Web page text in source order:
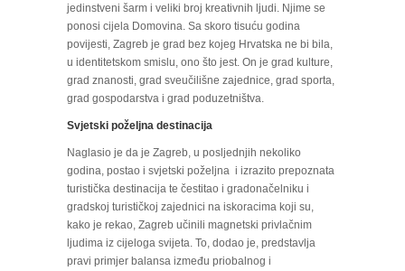
jedinstveni šarm i veliki broj kreativnih ljudi. Njime se
ponosi cijela Domovina. Sa skoro tisuću godina
povijesti, Zagreb je grad bez kojeg Hrvatska ne bi bila,
u identitetskom smislu, ono što jest. On je grad kulture,
grad znanosti, grad sveučilišne zajednice, grad sporta,
grad gospodarstva i grad poduzetništva.
Svjetski poželjna destinacija
Naglasio je da je Zagreb, u posljednjih nekoliko
godina, postao i svjetski poželjna i izrazito prepoznata
turistička destinacija te čestitao i gradonačelniku i
gradskoj turističkoj zajednici na iskoracima koji su,
kako je rekao, Zagreb učinili magnetski privlačnim
ljudima iz cijeloga svijeta. To, dodao je, predstavlja
pravi primjer balansa između priobalnog i